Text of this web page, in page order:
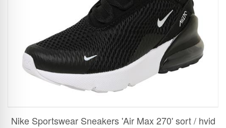
Nike Sportswear Sneakers 'Air Max 270' sort / hvid